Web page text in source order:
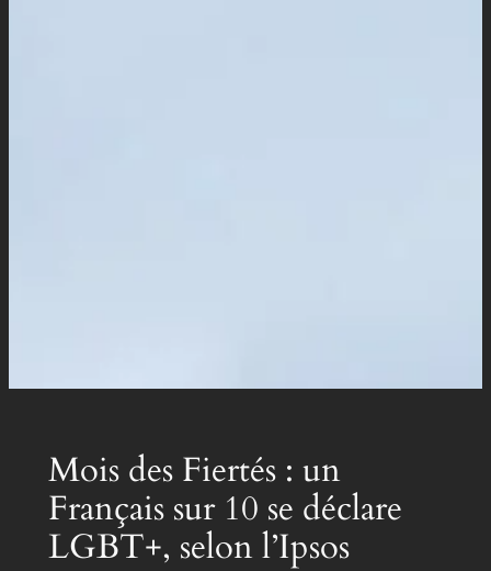
Mois des Fiertés : un
Français sur 10 se déclare
LGBT+, selon l’Ipsos